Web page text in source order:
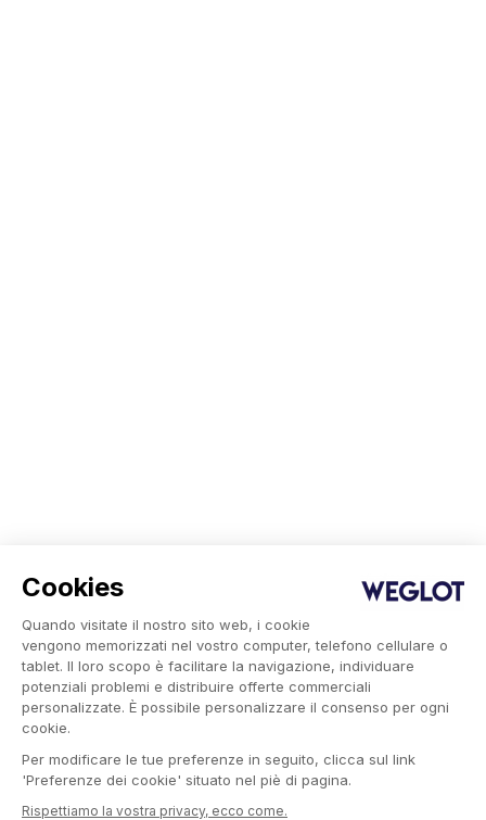
Cookies
Quando visitate il nostro sito web, i cookie
vengono memorizzati nel vostro computer, telefono cellulare o
tablet. Il loro scopo è facilitare la navigazione, individuare
potenziali problemi e distribuire offerte commerciali
personalizzate. È possibile personalizzare il consenso per ogni
cookie.
Per modificare le tue preferenze in seguito, clicca sul link
'Preferenze dei cookie' situato nel piè di pagina.
Rispettiamo la vostra privacy, ecco come.